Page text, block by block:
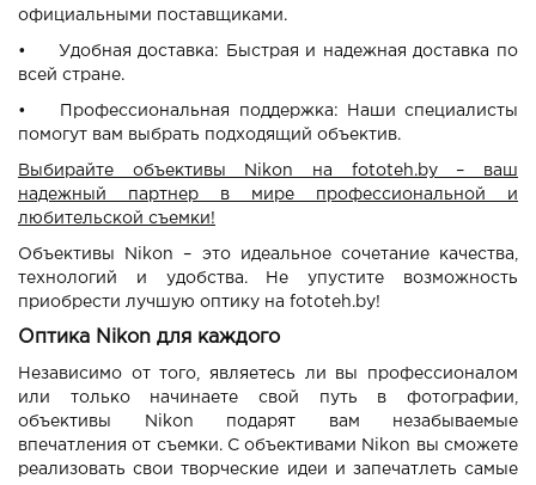
официальными поставщиками.
•
Удобная доставка: Быстрая и надежная доставка по
всей стране.
•
Профессиональная поддержка: Наши специалисты
помогут вам выбрать подходящий объектив.
Выбирайте объективы Nikon на fototeh.by – ваш
надежный партнер в мире профессиональной и
любительской съемки!
Объективы Nikon – это идеальное сочетание качества,
технологий и удобства. Не упустите возможность
приобрести лучшую оптику на fototeh.by!
Оптика Nikon для каждого
Независимо от того, являетесь ли вы профессионалом
или только начинаете свой путь в фотографии,
объективы Nikon подарят вам незабываемые
впечатления от съемки. С объективами Nikon вы сможете
реализовать свои творческие идеи и запечатлеть самые